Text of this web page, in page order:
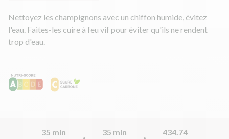
Nettoyez les champignons avec un chiffon humide, évitez
l'eau. Faites-les cuire à feu vif pour éviter qu'ils ne rendent
trop d'eau.
35 min
35 min
434.74